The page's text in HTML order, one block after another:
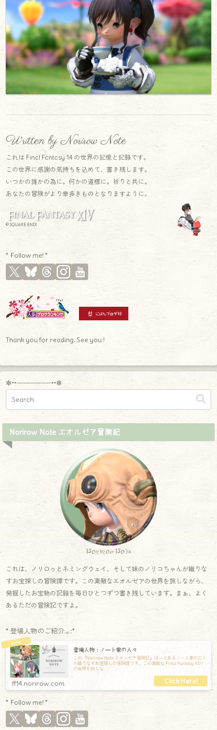
Written by Norirow Note
これは Final Fantasy 14 の世界の記憶と記録です。
この世界に感謝の気持ちを込めて、書き残します。
いつかの誰かの為に。何かの道標に。祈りと共に。
あなたの冒険がより幸多きものとなりますように。
© SQUARE ENIX
* Follow me! *
Thank you for reading. See you !
✼••┈┈┈┈┈┈┈┈┈••✼
Norirow Note エオルゼア冒険記
Norirow Note
これは、ノリロゥとネミングウェイ、そして妹のノリコちゃんが織りな
すお宝探しの冒険譚です。この素敵なエオルゼアの世界を旅しながら、
発掘したお宝物の記録を毎日ひとつずつ書き残しています。まぁ、よく
あるただの冒険記ですよ。
* 登場人物のご紹介.｡.:*
登場人物：ノート家の人々
この『Norirow Note エオルゼア冒険記』は―とあるノート家の三人
が織りなすお宝探しの冒険譚です。この素敵な Final Fantasy XIV
の世界を旅しな
ff14.norirow.com
* Follow me! *